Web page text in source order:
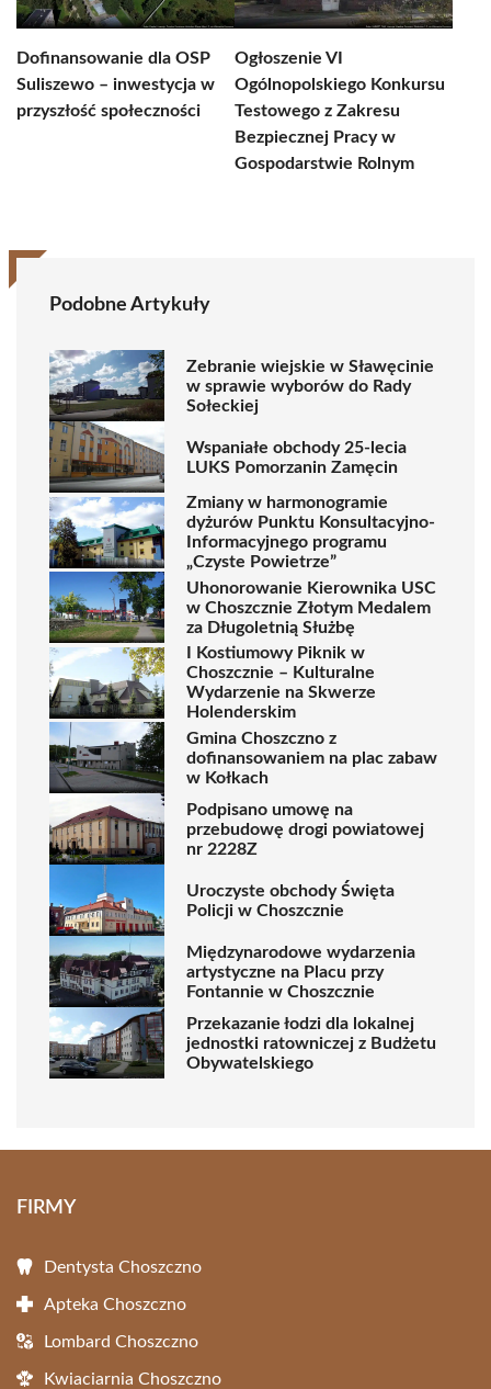
Dofinansowanie dla OSP
Suliszewo – inwestycja w
przyszłość społeczności
Ogłoszenie VI
Ogólnopolskiego Konkursu
Testowego z Zakresu
Bezpiecznej Pracy w
Gospodarstwie Rolnym
Podobne Artykuły
Zebranie wiejskie w Sławęcinie
w sprawie wyborów do Rady
Sołeckiej
Wspaniałe obchody 25-lecia
LUKS Pomorzanin Zamęcin
Zmiany w harmonogramie
dyżurów Punktu Konsultacyjno-
Informacyjnego programu
„Czyste Powietrze”
Uhonorowanie Kierownika USC
w Choszcznie Złotym Medalem
za Długoletnią Służbę
I Kostiumowy Piknik w
Choszcznie – Kulturalne
Wydarzenie na Skwerze
Holenderskim
Gmina Choszczno z
dofinansowaniem na plac zabaw
w Kołkach
Podpisano umowę na
przebudowę drogi powiatowej
nr 2228Z
Uroczyste obchody Święta
Policji w Choszcznie
Międzynarodowe wydarzenia
artystyczne na Placu przy
Fontannie w Choszcznie
Przekazanie łodzi dla lokalnej
jednostki ratowniczej z Budżetu
Obywatelskiego
FIRMY
Dentysta Choszczno
Apteka Choszczno
Lombard Choszczno
Kwiaciarnia Choszczno